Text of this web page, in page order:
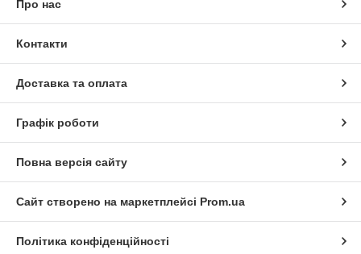
Про нас
Контакти
Доставка та оплата
Графік роботи
Повна версія сайту
Сайт створено на маркетплейсі Prom.ua
Політика конфіденційності